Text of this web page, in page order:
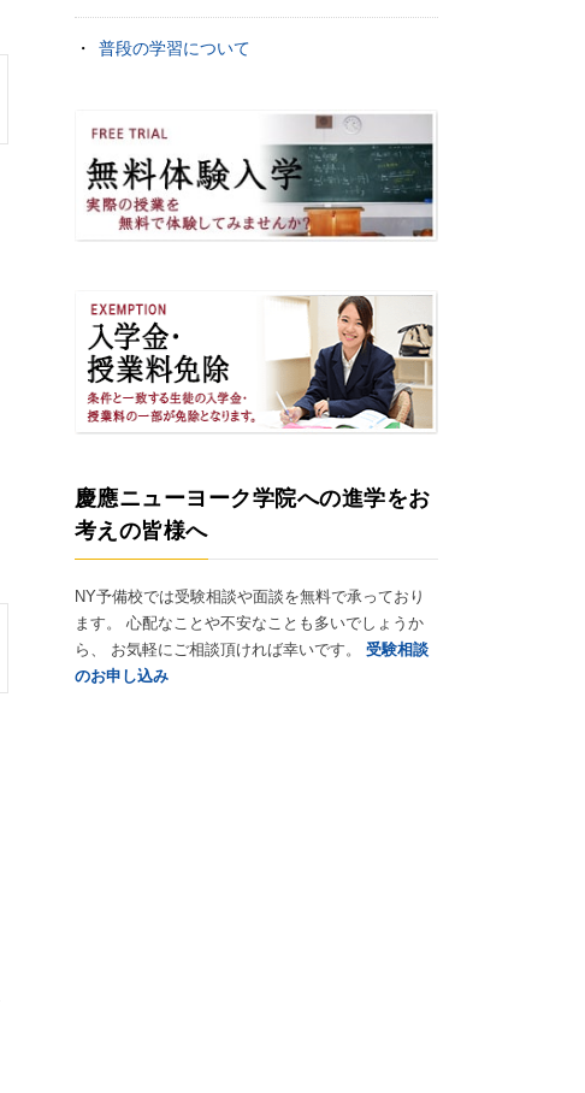
普段の学習について
慶應ニューヨーク学院への進学をお
考えの皆様へ
NY予備校では受験相談や面談を無料で承っており
ます。 心配なことや不安なことも多いでしょうか
ら、 お気軽にご相談頂ければ幸いです。 受験相談
のお申し込み